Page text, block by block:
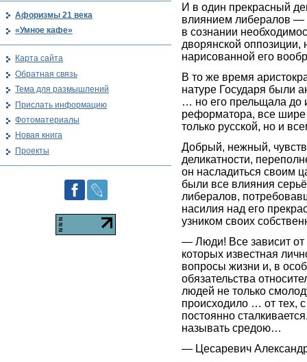
И в один прекрасный
влиянием либералов —
в сознании
дворянской оппозиции,
нарисованной его
В то же время
натуре Государя были
… но его прельщала до
реформатора, все
только русской, но и
Добрый, нежный,
деликатности,
он насладиться своим
были все влияния
либералов,
насилия над его
узником своих
— Люди! Все зависит от
которых известная
вопросы жизни и, в
обязательства
людей не только
происходило … от тех,
постоянно
называть средою…
— Цесаревич
Афоризмы 21 века
«Умное кафе»
Карта сайта
Обратная связь
Тема для размышлений
Прислать информацию
Фотоматериалы
Новая книга
Проекты